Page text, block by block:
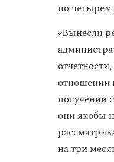
по
«Вынесли
отношении
получении
они якобы
на три